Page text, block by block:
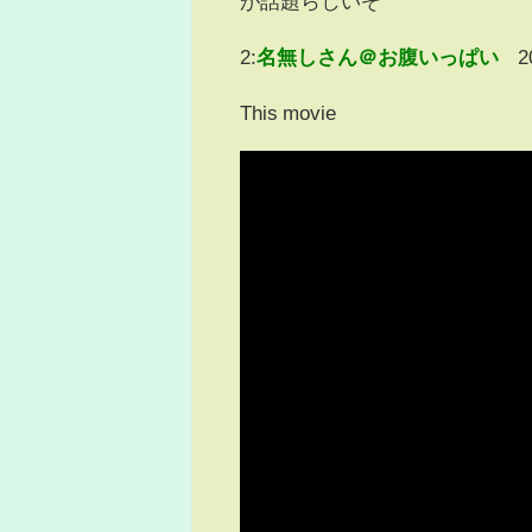
2:名無しさん＠お腹いっぱい
This movie